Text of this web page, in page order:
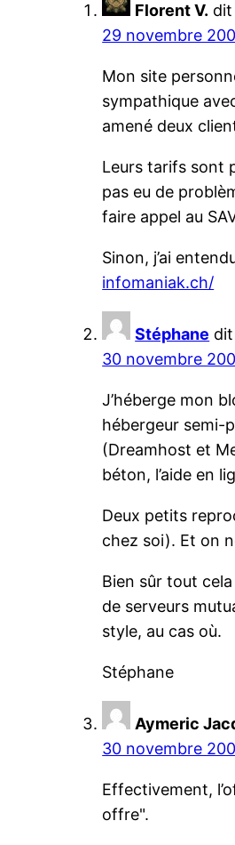
Florent V. dit
29 novembre
Mon site
sympathique
amené deux
Leurs tarifs sont
pas eu de
faire appel au
Sinon, j’ai
infomaniak.ch/
Stéphane
30 novembre
J’héberge mon
hébergeur semi-
(Dreamhost et
béton, l’aide en
Deux petits
chez soi). Et on
Bien sûr tout
de serveurs
style, au cas où.
Stéphane
Aymeric
30 novembre
Effectivement,
offre".